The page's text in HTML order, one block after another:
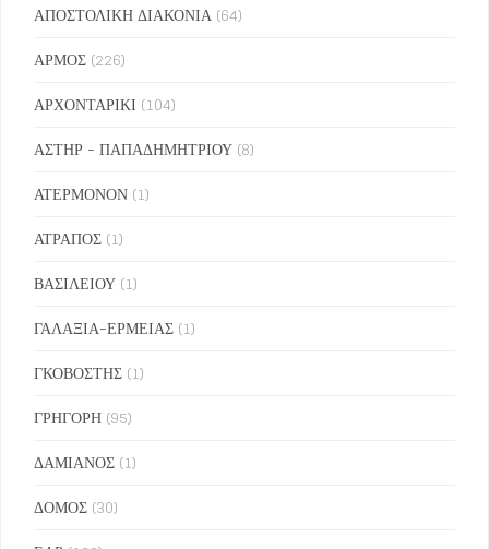
ΑΠΟΣΤΟΛΙΚΗ ΔΙΑΚΟΝΙΑ (64)
ΑΡΜΟΣ (226)
ΑΡΧΟΝΤΑΡΙΚΙ (104)
ΑΣΤΗΡ - ΠΑΠΑΔΗΜΗΤΡΙΟΥ (8)
ΑΤΕΡΜΟΝΟΝ (1)
ΑΤΡΑΠΟΣ (1)
ΒΑΣΙΛΕΙΟΥ (1)
ΓΑΛΑΞΙΑ-ΕΡΜΕΙΑΣ (1)
ΓΚΟΒΟΣΤΗΣ (1)
ΓΡΗΓΟΡΗ (95)
ΔΑΜΙΑΝΟΣ (1)
ΔΟΜΟΣ (30)